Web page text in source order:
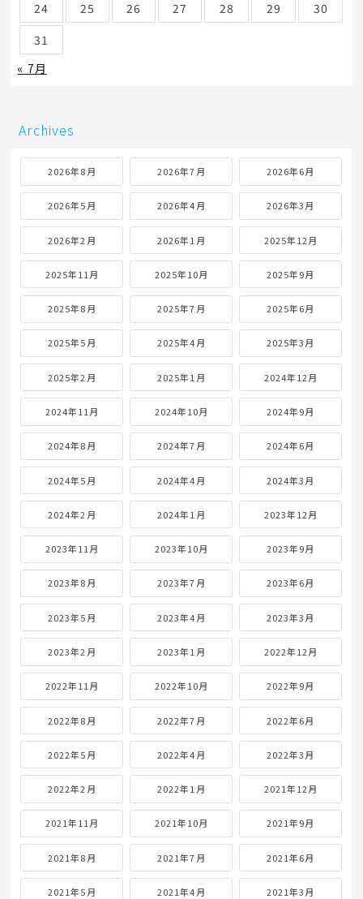
24 25 26 27 28 29
30
31
« 7月
Archives
2026年8月 2026年7月 2026年6月
2026年5月 2026年4月 2026年3月
2026年2月 2026年1月 2025年12月
2025年11月 2025年10月 2025年9月
2025年8月 2025年7月 2025年6月
2025年5月 2025年4月 2025年3月
2025年2月 2025年1月 2024年12月
2024年11月 2024年10月 2024年9月
2024年8月 2024年7月 2024年6月
2024年5月 2024年4月 2024年3月
2024年2月 2024年1月 2023年12月
2023年11月 2023年10月 2023年9月
2023年8月 2023年7月 2023年6月
2023年5月 2023年4月 2023年3月
2023年2月 2023年1月 2022年12月
2022年11月 2022年10月 2022年9月
2022年8月 2022年7月 2022年6月
2022年5月 2022年4月 2022年3月
2022年2月 2022年1月 2021年12月
2021年11月 2021年10月 2021年9月
2021年8月 2021年7月 2021年6月
2021年5月 2021年4月 2021年3月